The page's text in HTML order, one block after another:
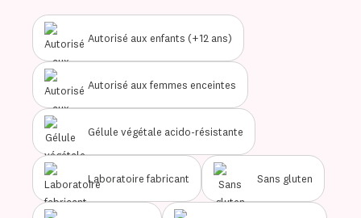
Autorisé aux enfants (+12 ans)
Autorisé aux femmes enceintes
Gélule végétale acido-résistante
Laboratoire fabricant Sans gluten